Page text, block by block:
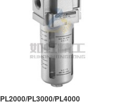
PL2000/PL3000/PL4000